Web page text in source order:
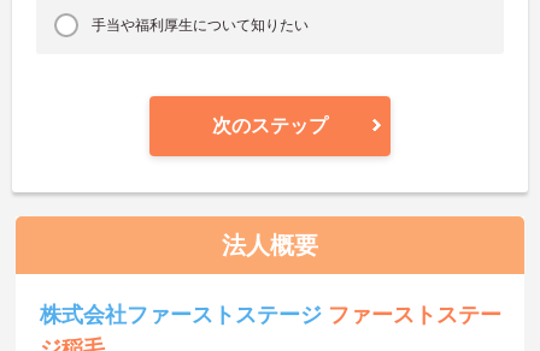
手当や福利厚生について知りたい
次のステップ
法人概要
株式会社ファーストステージ ファーストステー